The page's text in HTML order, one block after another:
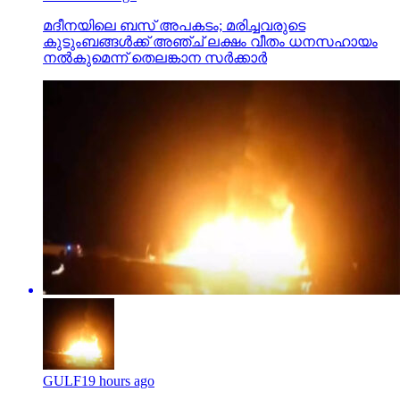
മദീനയിലെ ബസ് അപകടം; മരിച്ചവരുടെ
കുടുംബങ്ങള്‍ക്ക് അഞ്ച് ലക്ഷം വീതം ധനസഹായം
നല്‍കുമെന്ന് തെലങ്കാന സര്‍ക്കാര്‍
GULF19 hours ago